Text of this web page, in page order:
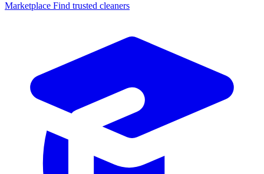
Marketplace Find trusted cleaners